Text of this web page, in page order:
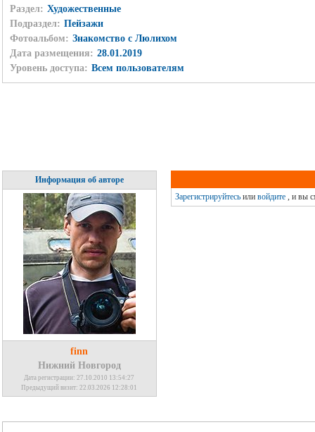
Раздел: Художественные
Подраздел: Пейзажи
Фотоальбом: Знакомство с Люлихом
Дата размещения: 28.01.2019
Уровень доступа: Всем пользователям
Информация об авторе
finn
Нижний Новгород
Дата регистрации: 27.10.2010 13:54:27
Предыдущий визит: 22.03.2026 12:28:01
Зарегистрируйтесьили войдите, и вы